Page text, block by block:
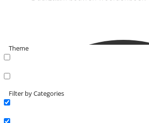
Theme
Filter by Categories